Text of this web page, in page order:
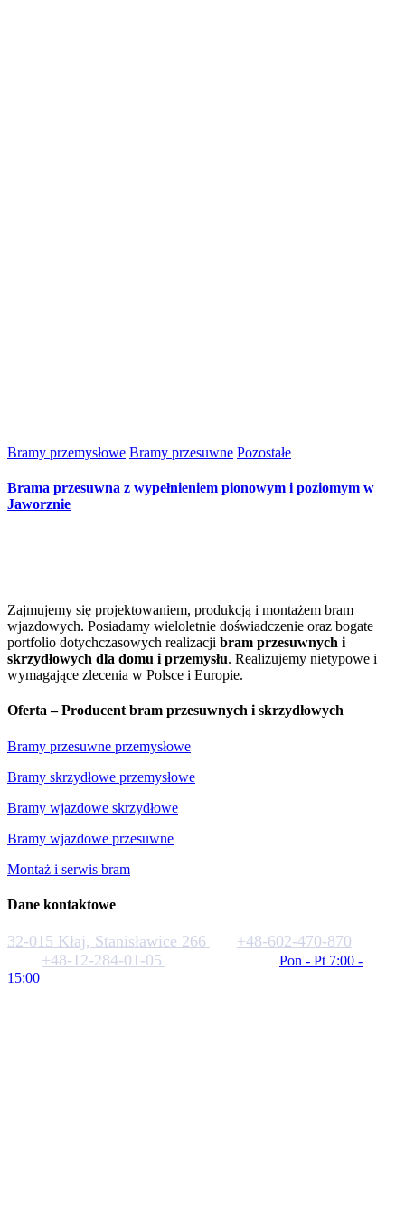
Bramy przemysłowe Bramy przesuwne Pozostałe
Brama przesuwna z wypełnieniem pionowym i poziomym w
Jaworznie
Zajmujemy się projektowaniem, produkcją i montażem bram
wjazdowych. Posiadamy wieloletnie doświadczenie oraz bogate
portfolio dotychczasowych realizacji bram przesuwnych i
skrzydłowych dla domu i przemysłu. Realizujemy nietypowe i
wymagające zlecenia w Polsce i Europie.
Oferta – Producent bram przesuwnych i skrzydłowych
Bramy przesuwne przemysłowe
Bramy skrzydłowe przemysłowe
Bramy wjazdowe skrzydłowe
Bramy wjazdowe przesuwne
Montaż i serwis bram
Dane kontaktowe
32-015 Kłaj, Stanisławice 266
+48-602-470-870
+48-12-284-01-05
Pon - Pt 7:00 -
15:00